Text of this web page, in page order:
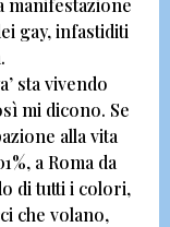
manifestazione
gay, infastiditi
sta vivendo
mi dicono. Se
alla vita
a Roma da
di tutti i colori,
che volano,